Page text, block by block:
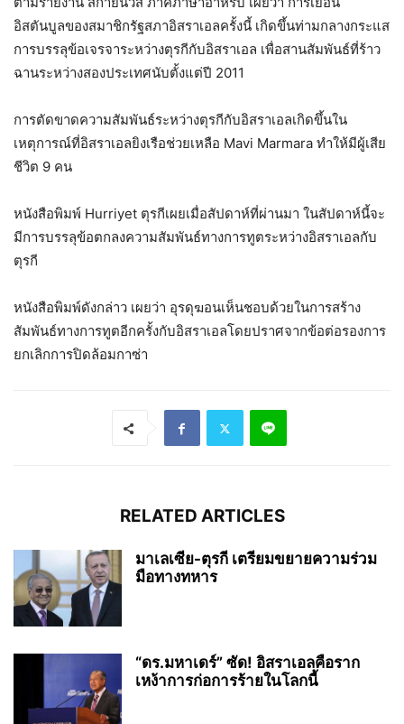
อิสตันบูลของสมาชิกรัฐสภาอิสราเอลครั้งนี้ เกิดขึ้นท่ามกลางกระแส
การบรรลุข้อเจรจาระหว่างตุรกีกับอิสราเอล เพื่อสานสัมพันธ์ที่ร้าว
ฉานระหว่างสองประเทศนับตั้งแต่ปี 2011
การตัดขาดความสัมพันธ์ระหว่างตุรกีกับอิสราเอลเกิดขึ้นใน
เหตุการณ์ที่อิสราเอลยิงเรือช่วยเหลือ Mavi Marmara ทำให้มีผู้เสีย
ชีวิต 9 คน
หนังสือพิมพ์ Hurriyet ตุรกีเผยเมื่อสัปดาห์ที่ผ่านมา ในสัปดาห์นี้จะ
มีการบรรลุข้อตกลงความสัมพันธ์ทางการทูตระหว่างอิสราเอลกับ
ตุรกี
หนังสือพิมพ์ดังกล่าว เผยว่า อุรดุฆอนเห็นชอบด้วยในการสร้าง
สัมพันธ์ทางการทูตอีกครั้งกับอิสราเอลโดยปราศจากข้อต่อรองการ
ยกเลิกการปิดล้อมกาซ่า
RELATED ARTICLES
มาเลเซีย-ตุรกี เตรียมขยายความร่วม
มือทางทหาร
“ดร.มหาเดร์” ซัด! อิสราเอลคือราก
เหง้าการก่อการร้ายในโลกนี้